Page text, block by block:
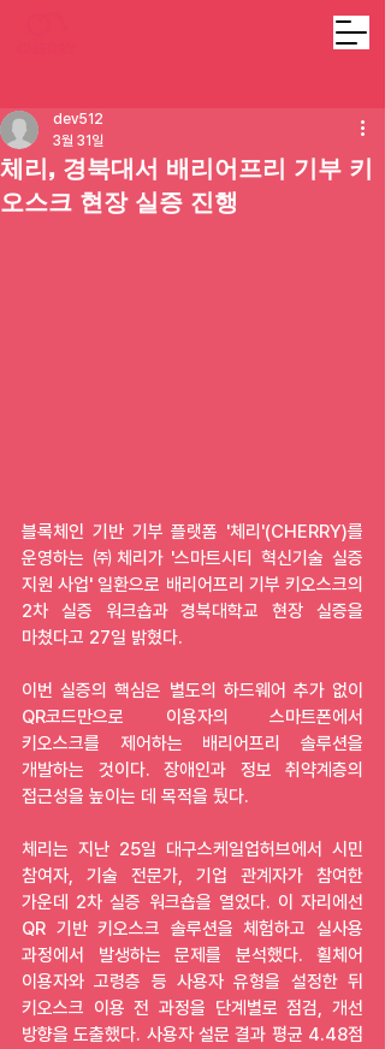
체리, 경북대서 배리어프리 기부 키
오스크 현장 실증 진행
dev512
3월 31일
블록체인 기반 기부 플랫폼 '체리'(CHERRY)를
운영하는 ㈜체리가 '스마트시티 혁신기술 실증
지원 사업' 일환으로 배리어프리 기부 키오스크의
2차 실증 워크숍과 경북대학교 현장 실증을
마쳤다고 27일 밝혔다.
이번 실증의 핵심은 별도의 하드웨어 추가 없이
QR코드만으로 이용자의 스마트폰에서
키오스크를 제어하는 배리어프리 솔루션을
개발하는 것이다. 장애인과 정보 취약계층의
접근성을 높이는 데 목적을 뒀다.
체리는 지난 25일 대구스케일업허브에서 시민
참여자, 기술 전문가, 기업 관계자가 참여한
가운데 2차 실증 워크숍을 열었다. 이 자리에선
QR 기반 키오스크 솔루션을 체험하고 실사용
과정에서 발생하는 문제를 분석했다. 휠체어
이용자와 고령층 등 사용자 유형을 설정한 뒤
키오스크 이용 전 과정을 단계별로 점검, 개선
방향을 도출했다. 사용자 설문 결과 평균 4.48점